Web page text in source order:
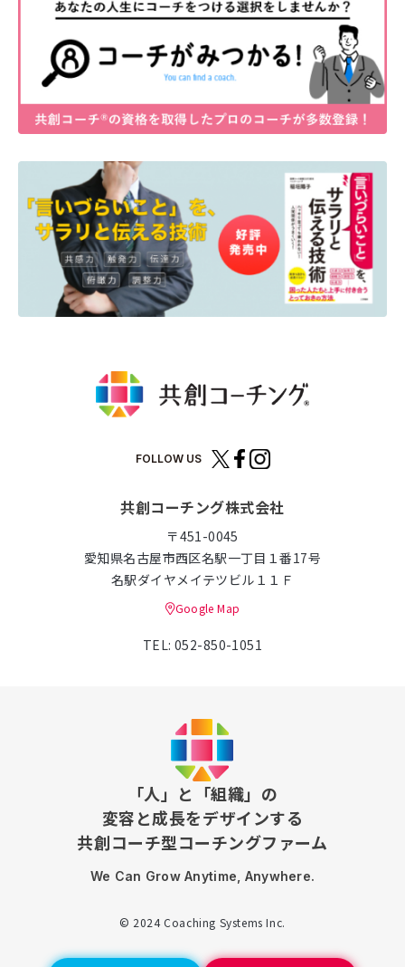
FOLLOW US
共創コーチング株式会社
〒451-0045
愛知県名古屋市西区名駅一丁目１番17号
名駅ダイヤメイテツビル１１Ｆ
Google Map
TEL: 052-850-1051
「人」と「組織」の
変容と成長をデザインする
共創コーチ型コーチングファーム
We Can Grow Anytime, Anywhere.
© 2024 Coaching Systems Inc.